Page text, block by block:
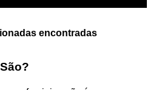
encontradas